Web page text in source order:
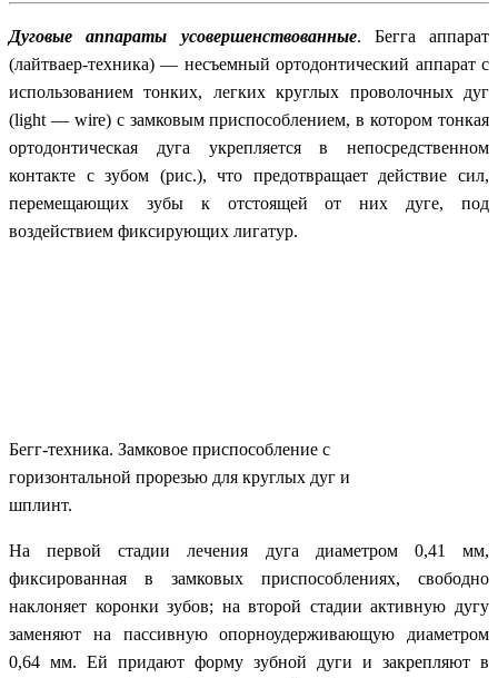
Дуговые аппараты усовершенствованные. Бегга аппарат
(лайтваер-техника) — несъемный ортодонтический аппарат с
использованием тонких, легких круглых проволочных дуг
(light — wire) с замковым приспособлением, в котором тонкая
ортодонтическая дуга укрепляется в непосредственном
контакте с зубом (рис.), что предотвращает действие сил,
перемещающих зубы к отстоящей от них дуге, под
воздействием фиксирующих лигатур.
Бегг-техника. Замковое приспособление с
горизонтальной прорезью для круглых дуг и
шплинт.
На первой стадии лечения дуга диаметром 0,41 мм,
фиксированная в замковых приспособлениях, свободно
наклоняет коронки зубов; на второй стадии активную дугу
заменяют на пассивную опорноудерживающую диаметром
0,64 мм. Ей придают форму зубной дуги и закрепляют в